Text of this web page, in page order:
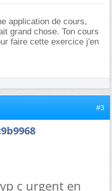
application de cours,
grand chose. Ton cours
faire cette exercice j'en
#3
c urgent en